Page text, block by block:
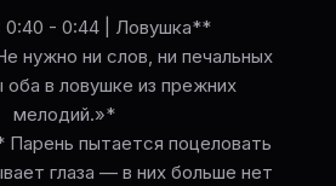
0:40 - 0:44 | Ловушка**
нужно ни слов, ни печальных
в ловушке из прежних
мелодий.»*
пытается поцеловать
глаза — в них больше нет